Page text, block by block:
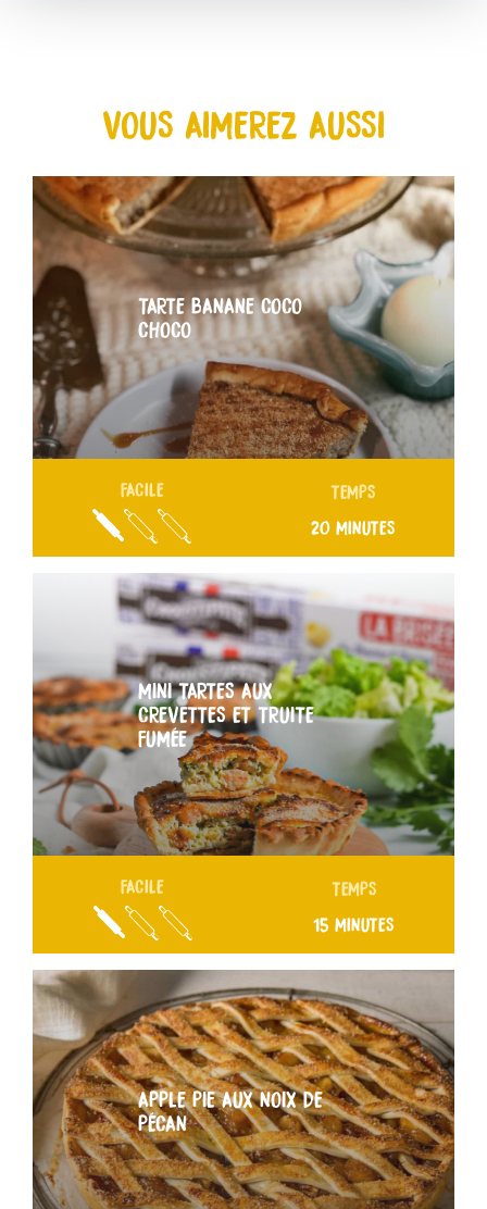
VOUS AIMEREZ AUSSI
TARTE BANANE COCO
CHOCO
FACILE TEMPS
20 MINUTES
MINI TARTES AUX
CREVETTES ET TRUITE
FUMÉE
FACILE TEMPS
15 MINUTES
APPLE PIE AUX NOIX DE
PÉCAN